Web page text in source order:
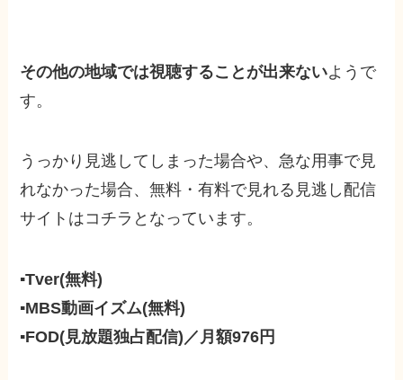
その他の地域では視聴することが出来ないようで
す。
うっかり見逃してしまった場合や、急な用事で見
れなかった場合、無料・有料で見れる見逃し配信
サイトはコチラとなっています。
▪Tver(無料)
▪MBS動画イズム(無料)
▪FOD(見放題独占配信)／月額976円